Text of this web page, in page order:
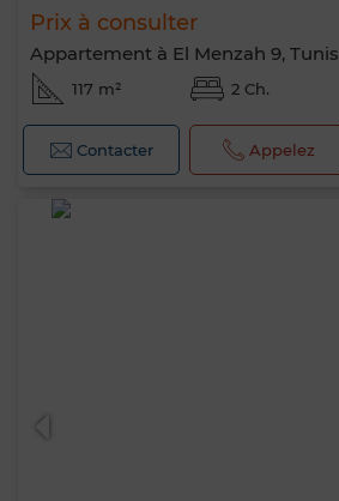
Prix à consulter
Appartement à El Menzah 9, Tunis
117 m² 2 Ch.
Contacter Appelez